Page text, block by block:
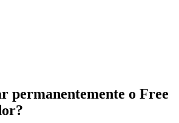
permanentemente o Free